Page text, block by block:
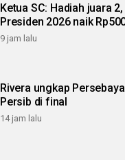
Ketua SC: Hadiah juara
Presiden 2026 naik
9 jam lalu
Rivera ungkap
Persib di final
14 jam lalu